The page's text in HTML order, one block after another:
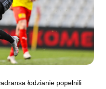
łodzianie popełnili